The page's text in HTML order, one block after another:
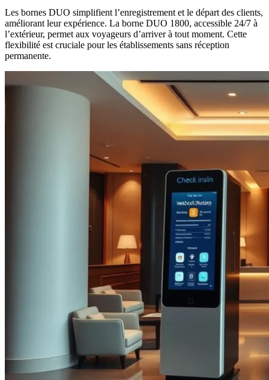
Les bornes DUO simplifient l’enregistrement et le départ des clients,
améliorant leur expérience. La borne DUO 1800, accessible 24/7 à
l’extérieur, permet aux voyageurs d’arriver à tout moment. Cette
flexibilité est cruciale pour les établissements sans réception
permanente.